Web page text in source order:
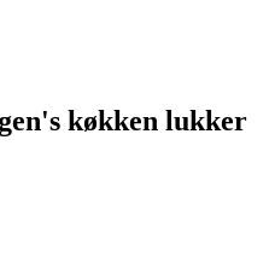
køkken lukker